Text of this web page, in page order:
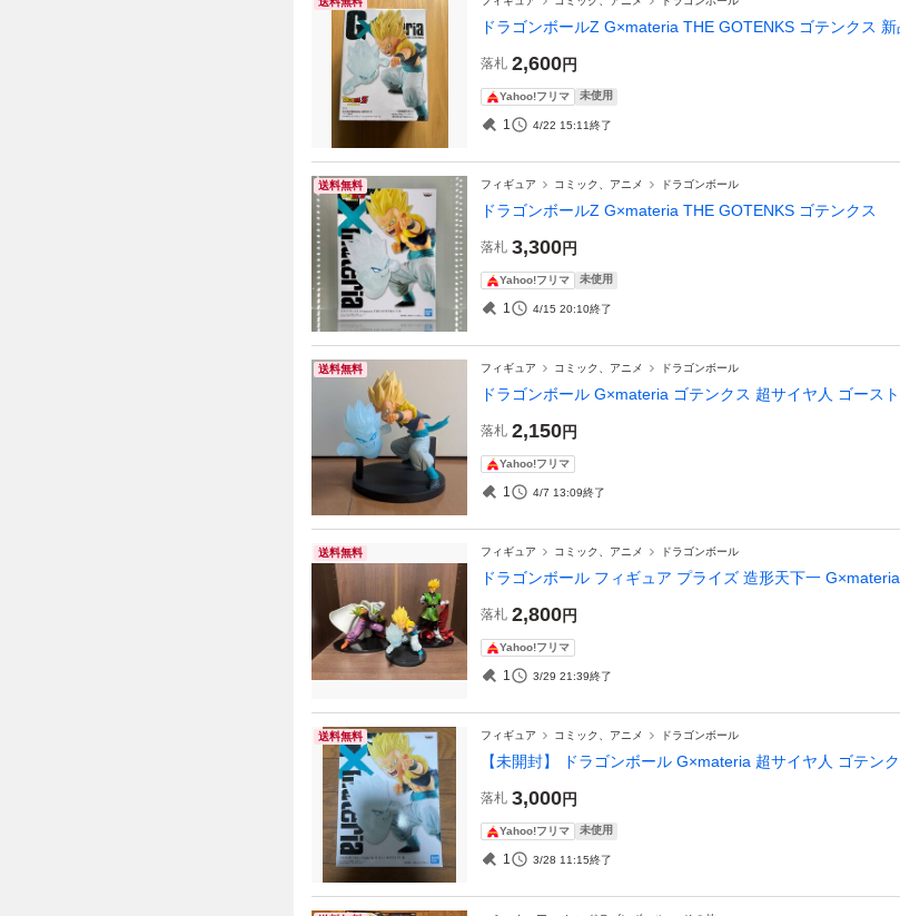
ドラゴンボールZ G×materia THE GOTENKS ゴテンクス
落札 2,600円
Yahoo!フリマ 未使用
1 4/22 15:11終了
送料無料 フィギュア コミック、アニメ ドラゴンボール
ドラゴンボールZ G×materia THE GOTENKS ゴテンクス
落札 3,300円
Yahoo!フリマ 未使用
1 4/15 20:10終了
送料無料 フィギュア コミック、アニメ ドラゴンボール
ドラゴンボール G×materia ゴテンクス 超サイヤ人 ゴースト
落札 2,150円
Yahoo!フリマ
1 4/7 13:09終了
送料無料 フィギュア コミック、アニメ ドラゴンボール
ドラゴンボール フィギュア プライズ 造形天下一
落札 2,800円
Yahoo!フリマ
1 3/29 21:39終了
送料無料 フィギュア コミック、アニメ ドラゴンボール
【未開封】 ドラゴンボール G×materia 超サイヤ人 ゴテン
落札 3,000円
Yahoo!フリマ 未使用
1 3/28 11:15終了